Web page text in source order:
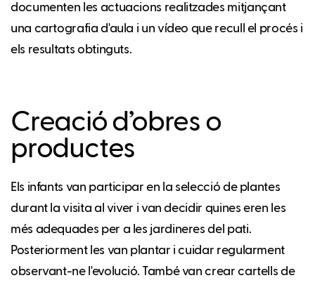
documenten les actuacions realitzades mitjançant
una cartografia d'aula i un vídeo que recull el procés i
els resultats obtinguts.
Creació d’obres o
productes
Els infants van participar en la selecció de plantes
durant la visita al viver i van decidir quines eren les
més adequades per a les jardineres del pati.
Posteriorment les van plantar i cuidar regularment
observant-ne l'evolució. També van crear cartells de